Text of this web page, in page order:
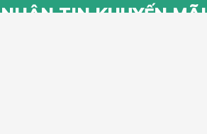
NHẬN TIN KHUYẾN MÃI